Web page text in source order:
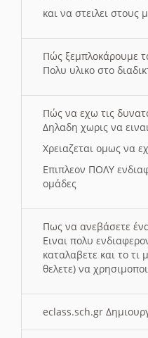
και να στειλει στους
Πώς ξεμπλοκάρουμε
Πολυ υλικο στο
Πώς να εχω τις
Δηλαδη χωρις να
Χρειαζεται ομως να
Επιπλεον ΠΟΛΥ
ομάδες
Πως να ανεβάσετε
Ειναι πολυ
καταλαβετε και το τι
θελετε) να
eclass.sch.gr